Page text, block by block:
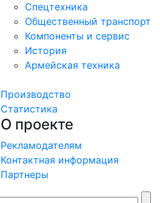
Спецтехника
Общественный транспорт
Компоненты и сервис
История
Армейская техника
Производство
Статистика
О проекте
Рекламодателям
Контактная информация
Партнеры